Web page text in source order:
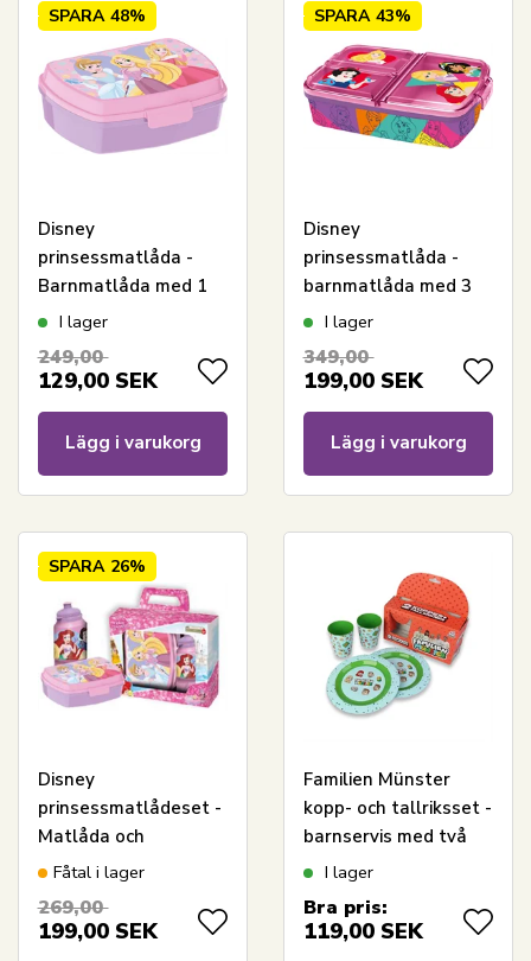
SPARA 48%
Disney
prinsessmatlåda -
Barnmatlåda med 1
fackI lager
249,00
129,00 SEK
Lägg i varukorg
SPARA 43%
Disney
prinsessmatlåda -
barnmatlåda med 3
fackI lager
349,00
199,00 SEK
Lägg i varukorg
SPARA 26%
Disney
prinsessmatlådeset -
Matlåda och
drickflaska för barn
Fåtal i lager
269,00
199,00 SEK
Familien Münster
kopp- och tallriksset -
barnservis med två
tallrikar och två
I lager
Bra pris:
119,00 SEK